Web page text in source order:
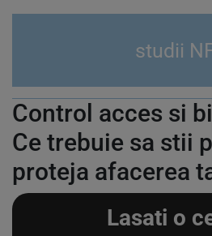
studii
Control acces si
Ce trebuie sa stii
proteja afacerea
Lasati o